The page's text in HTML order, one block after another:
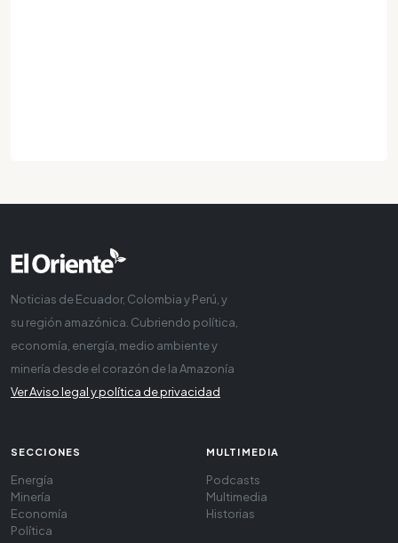
Noticias de Ecuador, Colombia y Perú, y
su región amazónica. Cubriendo política,
economía, energía, medio ambiente y
minería desde el corazón de la Amazonía
Ver Aviso legal y política de privacidad
SECCIONES
Energía
Minería
Economía
Política
MULTIMEDIA
Podcasts
Multimedia
Historias